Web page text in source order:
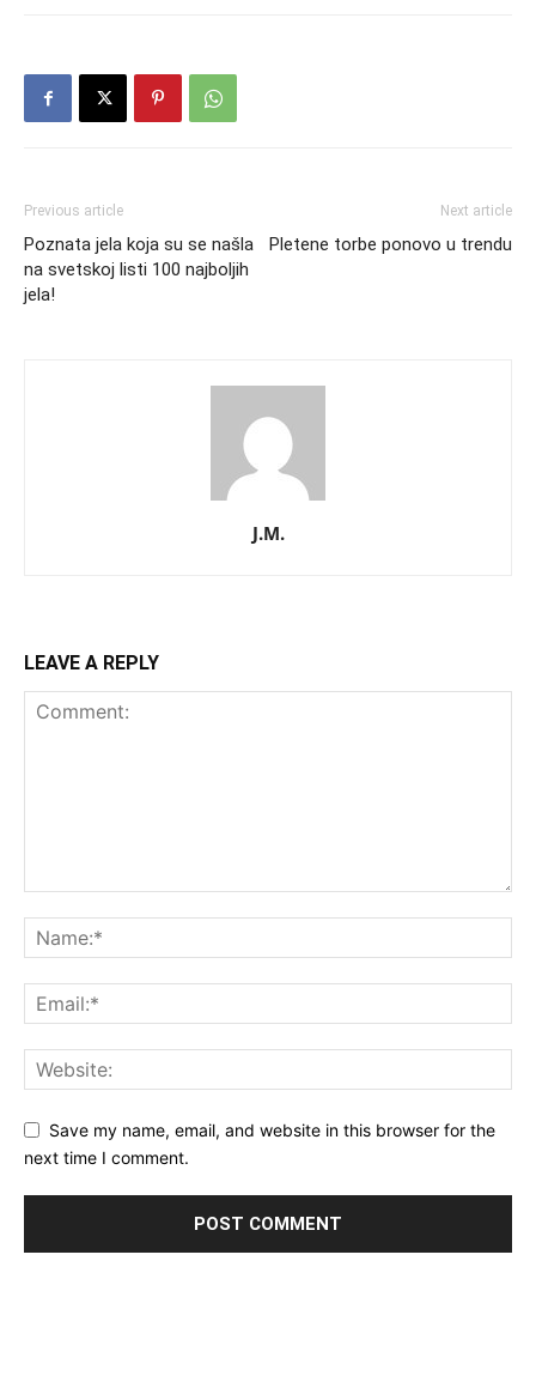
Previous article
Poznata jela koja su se našla
na svetskoj listi 100 najboljih
jela!
Next article
Pletene torbe ponovo u trendu
J.M.
LEAVE A REPLY
Save my name, email, and website in this browser for the
next time I comment.